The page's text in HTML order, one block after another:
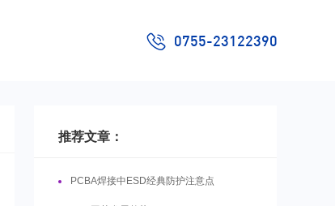
0755-23122390
推荐文章：
PCBA焊接中ESD经典防护注意点